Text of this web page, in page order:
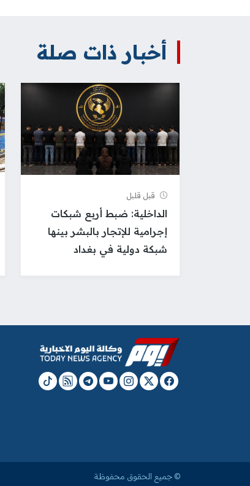
أخبار ذات صلة
قبل قلیل
الداخلية: ضبط أربع شبكات
إجرامية للإتجار بالبشر بينها
شبكة دولية في بغداد
© جميع الحقوق محفوظة